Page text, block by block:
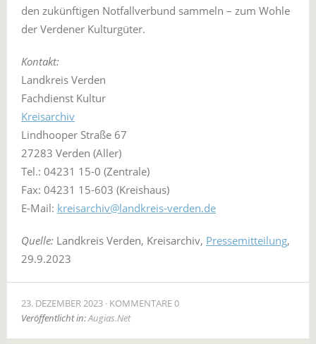
den zukünftigen Notfallverbund sammeln – zum Wohle
der Verdener Kulturgüter.
Kontakt:
Landkreis Verden
Fachdienst Kultur
Kreisarchiv
Lindhooper Straße 67
27283 Verden (Aller)
Tel.: 04231 15-0 (Zentrale)
Fax: 04231 15-603 (Kreishaus)
E-Mail: kreisarchiv@landkreis-verden.de
Quelle: Landkreis Verden, Kreisarchiv, Pressemitteilung,
29.9.2023
23. DEZEMBER 2023 KOMMENTARE 0
Veröffentlicht in:Augias.Net